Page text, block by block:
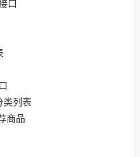
口
类列表
商品